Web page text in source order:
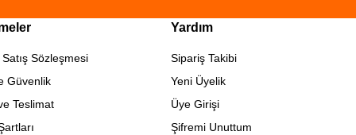
Sözleşmesi
Güvenlik
Teslimat
Yardım
Sipariş Takibi
Yeni Üyelik
Üye Girişi
Şifremi Unuttum